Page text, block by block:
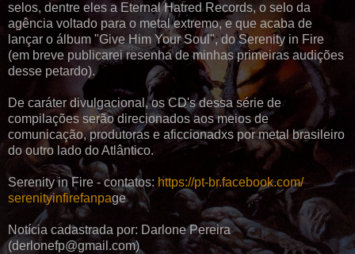
selos, dentre eles a Eternal Hatred Records, o selo da
agência voltado para o metal extremo, e que acaba de
lançar o álbum "Give Him Your Soul", do Serenity in Fire
(em breve publicarei resenha de minhas primeiras audições
desse petardo).
De caráter divulgacional, os CD's dessa série de
compilações serão direcionados aos meios de
comunicação, produtoras e aficcionadxs por metal brasileiro
do outro lado do Atlântico.
Serenity in Fire - contatos: https://pt-br.facebook.com/
serenityinfirefanpage
Notícia cadastrada por: Darlone Pereira
(derlonefp@gmail.com)